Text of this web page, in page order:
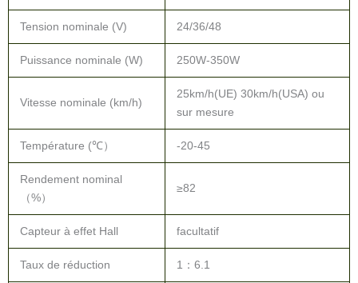
Tension nominale (V) 24/36/48
Puissance nominale (W) 250W-350W
Vitesse nominale (km/h)
25km/h(UE) 30km/h(USA) ou
sur mesure
Température (℃） -20-45
Rendement nominal
（%）
≥82
Capteur à effet Hall facultatif
Taux de réduction 1：6.1